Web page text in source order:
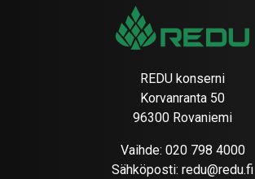
REDU konserni
Korvanranta 50
96300 Rovaniemi
Vaihde: 020 798 4000
Sähköposti: redu@redu.fi